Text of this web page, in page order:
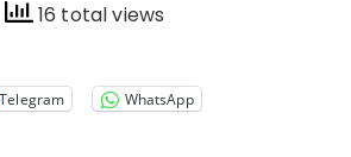
16 total views
Telegram WhatsApp